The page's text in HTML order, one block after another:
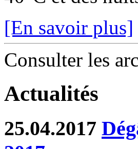
[En savoir plus]
Consulter les
Actualités
25.04.2017